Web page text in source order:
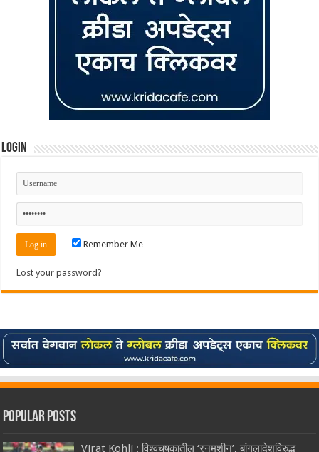
Login
Remember Me
Lost your password?
Popular Posts
Virat Kohli : विश्वचषकातील ‘रनमशीन’, बांगलादेशविरुद्ध